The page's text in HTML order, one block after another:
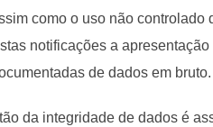
como o uso não
notificações a
de dados em bruto.
da integridade de dados é